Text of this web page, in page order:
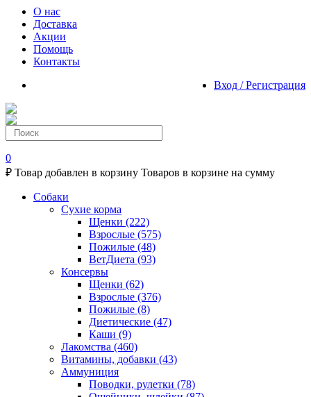
О нас
Доставка
Акции
Помощь
Контакты
Вход / Регистрация
0
₽ Товар добавлен в корзину Товаров в корзине на сумму
Собаки
Сухие корма
Щенки (222)
Взрослые (575)
Пожилые (48)
ВетДиета (93)
Консервы
Щенки (62)
Взрослые (376)
Пожилые (8)
Диетические (47)
Каши (9)
Лакомства (460)
Витамины, добавки (43)
Аммуниция
Поводки, рулетки (78)